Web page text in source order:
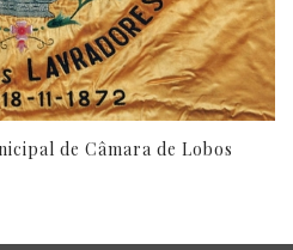
de Câmara de Lobos